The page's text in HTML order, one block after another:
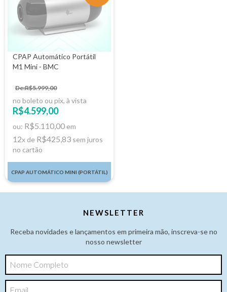
CPAP Automático Portátil
M1 Mini - BMC
De:R$5.999,00
no boleto ou pix, à vista
R$4.599,00
ou: R$5.110,00 em
12x de R$425,83 sem juros
no cartão
CPAP AUTOMÁTICO MINI (PORTÁTIL)
NEWSLETTER
Receba novidades e lançamentos em primeira mão, inscreva-se no
nosso newsletter